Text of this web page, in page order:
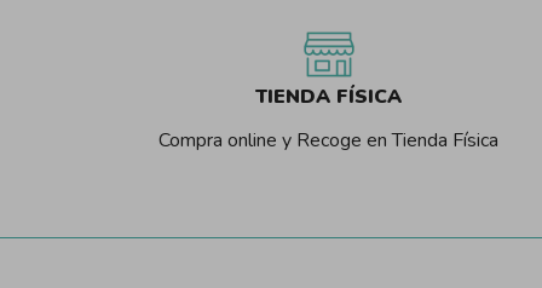
TIENDA FÍSICA
Compra online y Recoge en Tienda Física